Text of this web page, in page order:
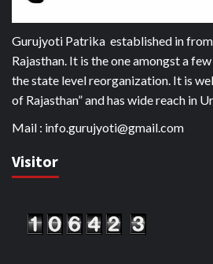
Gurujyoti Patrika established in
Rajasthan. It is the one amongst a
the state level reorganization. It is
of Rajasthan” and has wide reach in
Mail : info.gurujyoti@gmail.com
Visitor